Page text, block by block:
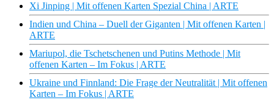
Xi Jinping | Mit offenen Karten Spezial China | ARTE
Indien und China – Duell der Giganten | Mit offenen Karten |
ARTE
Mariupol, die Tschetschenen und Putins Methode | Mit
offenen Karten – Im Fokus | ARTE
Ukraine und Finnland: Die Frage der Neutralität | Mit offenen
Karten – Im Fokus | ARTE